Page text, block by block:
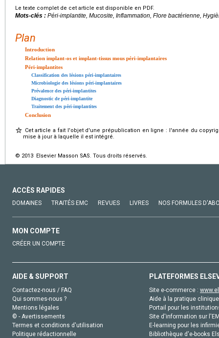
Le texte complet de cet article est disponible en PDF.
Mots-clés : Péri-implantite, Mucosite, Inflammation, Flore bactérienne,
Plan
Introduction
Relation implant-os et implant-tissus mous péri-implantaires
Péri-implantites
Classification des lésions péri-implantaires
Microbiologie des lésions péri-implantaires
Prévalence des péri-implantites
Diagnostic de péri-implantite
Traitement des péri-implantites
Conclusion
Cet article a fait l'objet d'une prépublication en ligne : l'année du
mise à jour à laquelle il est intégré.
© 2013 Elsevier Masson SAS. Tous droits réservés.
ACCÈS RAPIDES
DOMAINES TRAITÉS EMC REVUES LIVRES NOS FORMULES
MON COMPTE
CRÉER UN COMPTE
AIDE & SUPPORT
Contactez-nous / FAQ
Qui sommes-nous ?
Mentions légales
© - Avertissements
Termes et conditions d'utilisation
Politique rédactionnelle
PLATEFORMES
Site e-commerce :
Aide à la pratique
Portail pour les
Site d'information sur
E-learning pour les
Bibliothèque d'e-books